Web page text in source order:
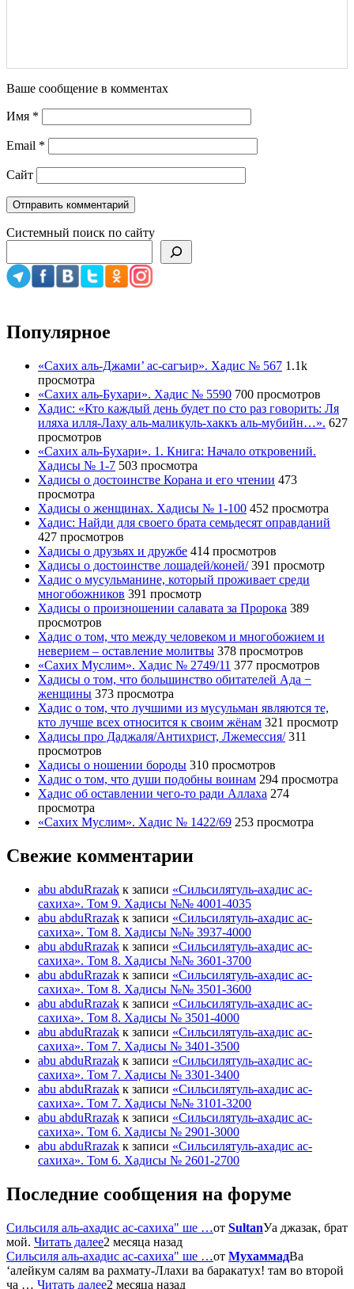
Ваше сообщение в комментах
Имя *
Email *
Сайт
Системный поиск по сайту
Популярное
«Сахих аль-Джами’ ас-сагъир». Хадис № 567 1.1k
просмотра
«Сахих аль-Бухари». Хадис № 5590 700 просмотров
Хадис: «Кто каждый день будет по сто раз говорить: Ля
иляха илля-Лаху аль-маликуль-хаккъ аль-мубийн…». 627
просмотров
«Сахих аль-Бухари». 1. Книга: Начало откровений.
Хадисы № 1-7 503 просмотра
Хадисы о достоинстве Корана и его чтении 473
просмотра
Хадисы о женщинах. Хадисы № 1-100 452 просмотра
Хадис: Найди для своего брата семьдесят оправданий
427 просмотров
Хадисы о друзьях и дружбе 414 просмотров
Хадисы о достоинстве лошадей/коней/ 391 просмотр
Хадис о мусульманине, который проживает среди
многобожников 391 просмотр
Хадисы о произношении салавата за Пророка 389
просмотров
Хадис о том, что между человеком и многобожием и
неверием – оставление молитвы 378 просмотров
«Сахих Муслим». Хадис № 2749/11 377 просмотров
Хадисы о том, что большинство обитателей Ада −
женщины 373 просмотра
Хадис о том, что лучшими из мусульман являются те,
кто лучше всех относится к своим жёнам 321 просмотр
Хадисы про Даджаля/Антихрист, Лжемессия/ 311
просмотров
Хадисы о ношении бороды 310 просмотров
Хадис о том, что души подобны воинам 294 просмотра
Хадис об оставлении чего-то ради Аллаха 274
просмотра
«Сахих Муслим». Хадис № 1422/69 253 просмотра
Свежие комментарии
abu abduRrazak к записи «Сильсилятуль-ахадис ас-
сахиха». Том 9. Хадисы №№ 4001-4035
abu abduRrazak к записи «Сильсилятуль-ахадис ас-
сахиха». Том 8. Хадисы №№ 3937-4000
abu abduRrazak к записи «Сильсилятуль-ахадис ас-
сахиха». Том 8. Хадисы №№ 3601-3700
abu abduRrazak к записи «Сильсилятуль-ахадис ас-
сахиха». Том 8. Хадисы №№ 3501-3600
abu abduRrazak к записи «Сильсилятуль-ахадис ас-
сахиха». Том 8. Хадисы № 3501-4000
abu abduRrazak к записи «Сильсилятуль-ахадис ас-
сахиха». Том 7. Хадисы № 3401-3500
abu abduRrazak к записи «Сильсилятуль-ахадис ас-
сахиха». Том 7. Хадисы № 3301-3400
abu abduRrazak к записи «Сильсилятуль-ахадис ас-
сахиха». Том 7. Хадисы №№ 3101-3200
abu abduRrazak к записи «Сильсилятуль-ахадис ас-
сахиха». Том 6. Хадисы № 2901-3000
abu abduRrazak к записи «Сильсилятуль-ахадис ас-
сахиха». Том 6. Хадисы № 2601-2700
Последние сообщения на форуме
Сильсиля аль-ахадис ас-сахиха" ше …от SultanУа джазак, брат
мой. Читать далее2 месяца назад
Сильсиля аль-ахадис ас-сахиха" ше …от МухаммадВа
‘алейкум салям ва рахмату-Ллахи ва баракатух! там во второй
ча … Читать далее2 месяца назад